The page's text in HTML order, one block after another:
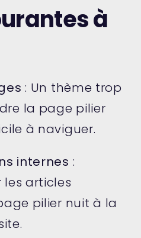
à
: Un thème trop
la page pilier
à naviguer.
internes :
les articles
pilier nuit à la